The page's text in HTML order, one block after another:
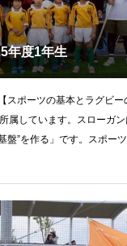
年度1年生
ポーツの基本とラグビー
属しています。スローガ
盤”を作る」です。スポー